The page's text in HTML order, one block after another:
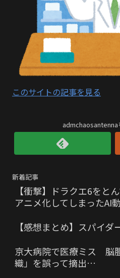
このサイトの記事を見る
admchaosantenna
新着記事
【衝撃】ドラクエ6をと
アニメ化してしまったAI
【感想まとめ】スパイ
京大病院で医療ミス 脳
織」を誤って摘出…